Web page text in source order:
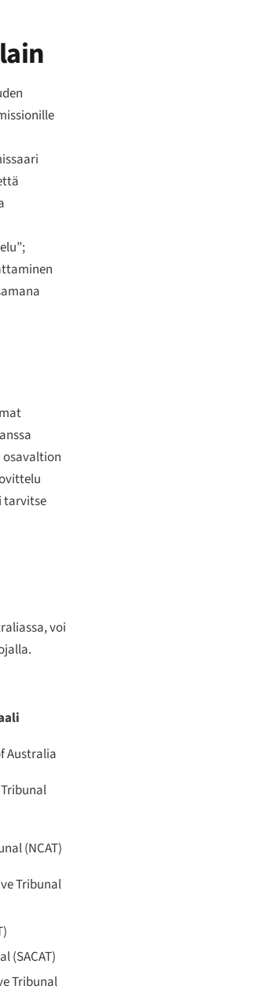
tarvitse
voi
Australia
(NCAT)
Tribunal
(SACAT)
Tribunal